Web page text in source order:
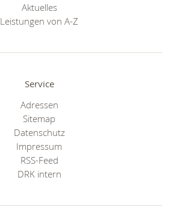
Aktuelles
Leistungen von A-Z
Service
Adressen
Sitemap
Datenschutz
Impressum
RSS-Feed
DRK intern